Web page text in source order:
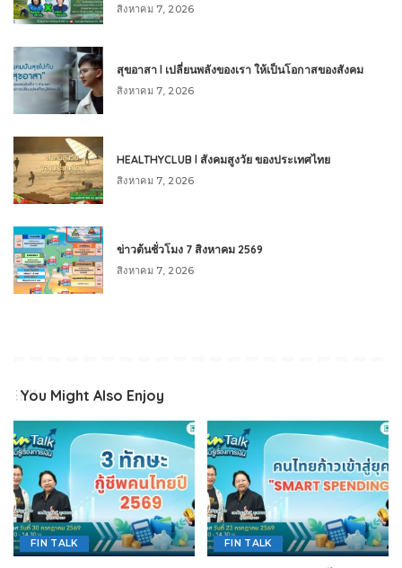
สิงหาคม 7, 2026
สุขอาสา l เปลี่ยนพลังของเรา ให้เป็นโอกาสของสังคม
สิงหาคม 7, 2026
HEALTHYCLUB l สังคมสูงวัย ของประเทศไทย
สิงหาคม 7, 2026
ข่าวต้นชั่วโมง 7 สิงหาคม 2569
สิงหาคม 7, 2026
You Might Also Enjoy
FIN TALK FIN TALK